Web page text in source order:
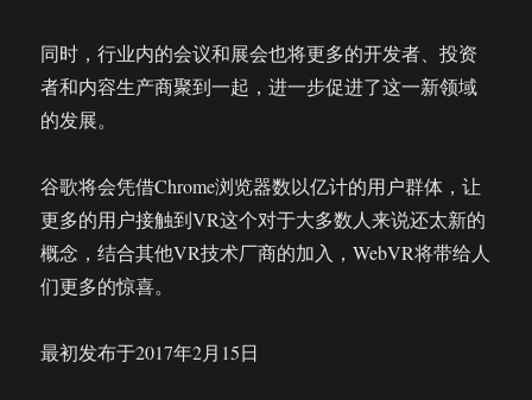
同时，行业内的会议和展会也将更多的开发者、投资
者和内容生产商聚到一起，进一步促进了这一新领域
的发展。
谷歌将会凭借Chrome浏览器数以亿计的用户群体，让
更多的用户接触到VR这个对于大多数人来说还太新的
概念，结合其他VR技术厂商的加入，WebVR将带给人
们更多的惊喜。
最初发布于2017年2月15日